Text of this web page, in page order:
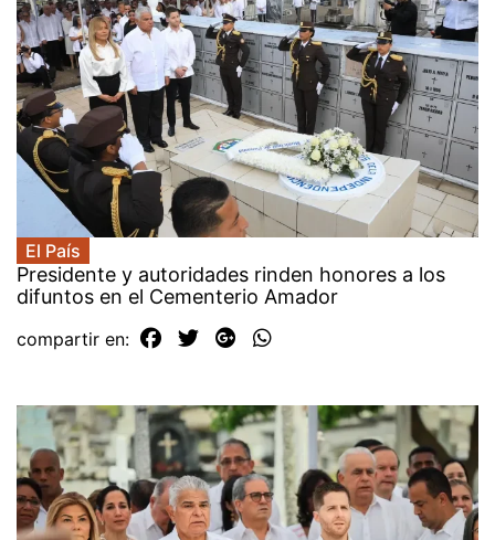
El País
Presidente y autoridades rinden honores a los
difuntos en el Cementerio Amador
compartir en: